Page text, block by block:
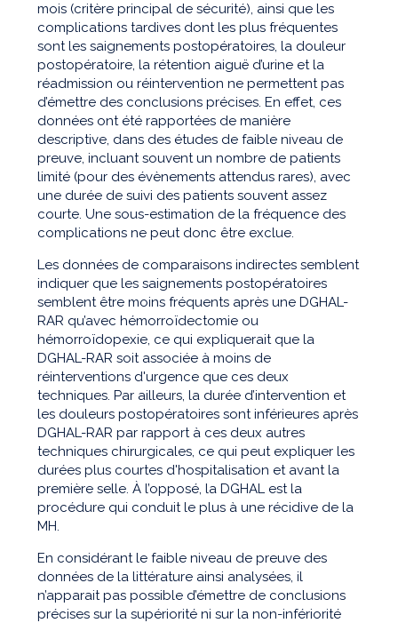
mois (critère principal de sécurité), ainsi que les
complications tardives dont les plus fréquentes
sont les saignements postopératoires, la douleur
postopératoire, la rétention aiguë d’urine et la
réadmission ou réintervention ne permettent pas
d’émettre des conclusions précises. En effet, ces
données ont été rapportées de manière
descriptive, dans des études de faible niveau de
preuve, incluant souvent un nombre de patients
limité (pour des évènements attendus rares), avec
une durée de suivi des patients souvent assez
courte. Une sous-estimation de la fréquence des
complications ne peut donc être exclue.
Les données de comparaisons indirectes semblent
indiquer que les saignements postopératoires
semblent être moins fréquents après une DGHAL-
RAR qu’avec hémorroïdectomie ou
hémorroïdopexie, ce qui expliquerait que la
DGHAL-RAR soit associée à moins de
réinterventions d'urgence que ces deux
techniques. Par ailleurs, la durée d’intervention et
les douleurs postopératoires sont inférieures après
DGHAL-RAR par rapport à ces deux autres
techniques chirurgicales, ce qui peut expliquer les
durées plus courtes d'hospitalisation et avant la
première selle. À l’opposé, la DGHAL est la
procédure qui conduit le plus à une récidive de la
MH.
En considérant le faible niveau de preuve des
données de la littérature ainsi analysées, il
n’apparait pas possible d’émettre de conclusions
précises sur la supériorité ni sur la non-infériorité